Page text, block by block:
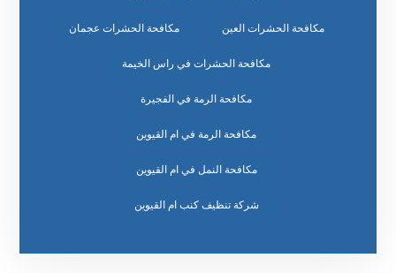
مكافحة الحشرات العين مكافحة الحشرات عجمان
مكافحة الحشرات في راس الخيمة
مكافحة الرمة في الفجيرة
مكافحة الرمة في ام القيوين
مكافحة النمل في ام القيوين